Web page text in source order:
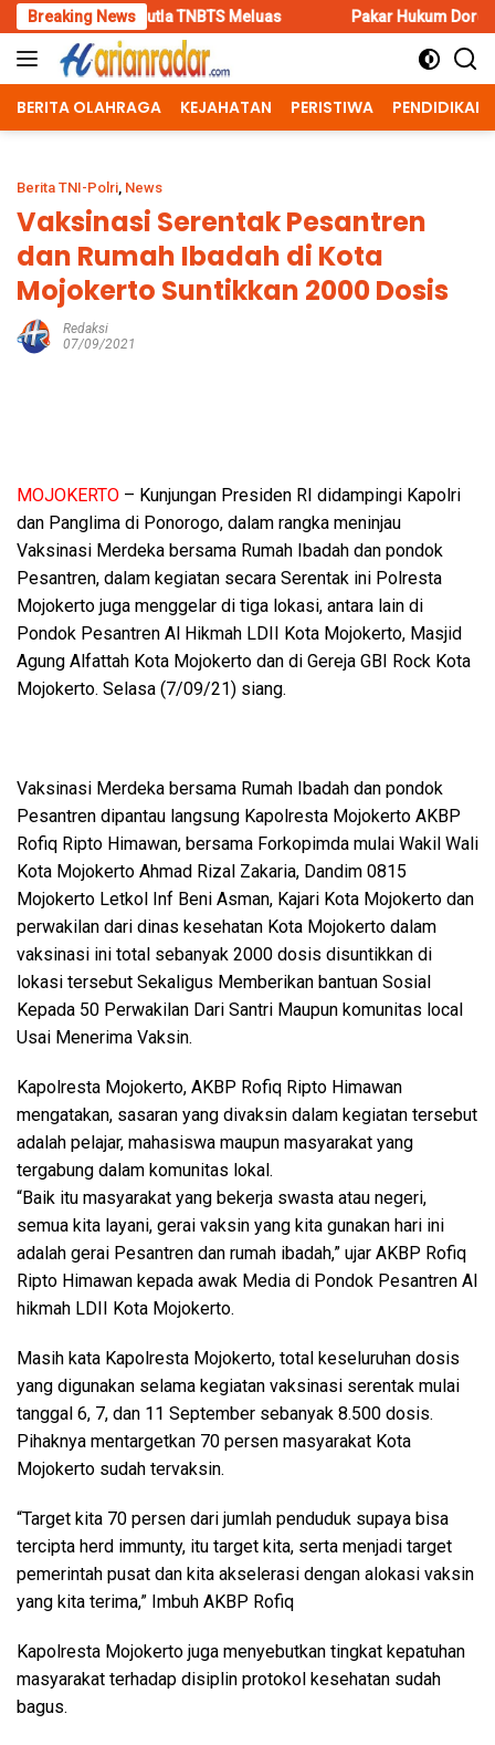
Skip
to
content
Breaking News
TNBTS Meluas Pakar Hukum Dorong Polri Tindak
BERITA OLAHRAGA KEJAHATAN PERISTIWA PENDIDIKAN
Berita TNI-Polri, News
Vaksinasi Serentak Pesantren
dan Rumah Ibadah di Kota
Mojokerto Suntikkan 2000 Dosis
Redaksi
07/09/2021
MOJOKERTO – Kunjungan Presiden RI didampingi Kapolri
dan Panglima di Ponorogo, dalam rangka meninjau
Vaksinasi Merdeka bersama Rumah Ibadah dan pondok
Pesantren, dalam kegiatan secara Serentak ini Polresta
Mojokerto juga menggelar di tiga lokasi, antara lain di
Pondok Pesantren Al Hikmah LDII Kota Mojokerto, Masjid
Agung Alfattah Kota Mojokerto dan di Gereja GBI Rock Kota
Mojokerto. Selasa (7/09/21) siang.
Vaksinasi Merdeka bersama Rumah Ibadah dan pondok
Pesantren dipantau langsung Kapolresta Mojokerto AKBP
Rofiq Ripto Himawan, bersama Forkopimda mulai Wakil Wali
Kota Mojokerto Ahmad Rizal Zakaria, Dandim 0815
Mojokerto Letkol Inf Beni Asman, Kajari Kota Mojokerto dan
perwakilan dari dinas kesehatan Kota Mojokerto dalam
vaksinasi ini total sebanyak 2000 dosis disuntikkan di
lokasi tersebut Sekaligus Memberikan bantuan Sosial
Kepada 50 Perwakilan Dari Santri Maupun komunitas local
Usai Menerima Vaksin.
Kapolresta Mojokerto, AKBP Rofiq Ripto Himawan
mengatakan, sasaran yang divaksin dalam kegiatan tersebut
adalah pelajar, mahasiswa maupun masyarakat yang
tergabung dalam komunitas lokal.
“Baik itu masyarakat yang bekerja swasta atau negeri,
semua kita layani, gerai vaksin yang kita gunakan hari ini
adalah gerai Pesantren dan rumah ibadah,” ujar AKBP Rofiq
Ripto Himawan kepada awak Media di Pondok Pesantren Al
hikmah LDII Kota Mojokerto.
Masih kata Kapolresta Mojokerto, total keseluruhan dosis
yang digunakan selama kegiatan vaksinasi serentak mulai
tanggal 6, 7, dan 11 September sebanyak 8.500 dosis.
Pihaknya mentargetkan 70 persen masyarakat Kota
Mojokerto sudah tervaksin.
“Target kita 70 persen dari jumlah penduduk supaya bisa
tercipta herd immunty, itu target kita, serta menjadi target
pemerintah pusat dan kita akselerasi dengan alokasi vaksin
yang kita terima,” Imbuh AKBP Rofiq
Kapolresta Mojokerto juga menyebutkan tingkat kepatuhan
masyarakat terhadap disiplin protokol kesehatan sudah
bagus.